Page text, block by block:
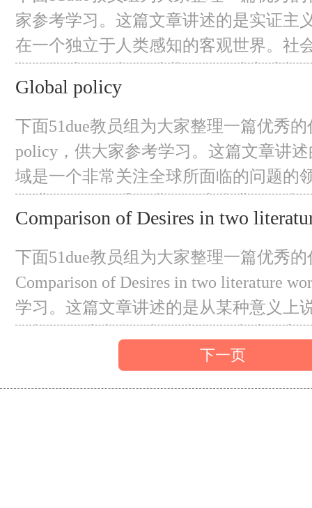
以李小龙的经典功夫以及爱国主义和个
题，为人
家参考学习。这篇文章讲述的是实证主
在一个独立于人类感知的客观世界。社
持有的另一种信念是，现象之间的因果
这种因果关系可以通过其存在的经验证
观察将产生一个准确或接近准确的现实
Global policy
下面51due教员组为大家整理一篇优秀
policy，供大家参考学习。这篇文章讲
域是一个非常关注全球所面临的问题的
陆网络，以及各国之间的活动和互动流
目前的框架，私营和公营部门的机构正
制定多层次的政策。 Global policy
Comparison of Desires in two
下面51due教员组为大家整理一篇优秀
Comparison of Desires in two literature
学习。这篇文章讲述的是从某种意义上
欲望也是文学表达的重要组成部分。将